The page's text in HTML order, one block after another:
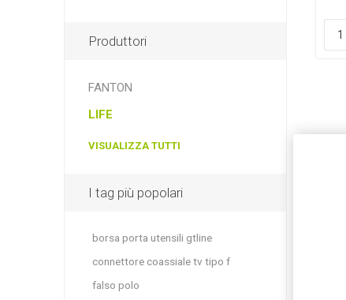
Produttori
FANTON
LIFE
VISUALIZZA TUTTI
I tag più popolari
borsa porta utensili gtline
connettore coassiale tv tipo f
falso polo